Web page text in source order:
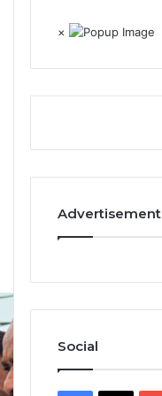
×
Advertisement
Social